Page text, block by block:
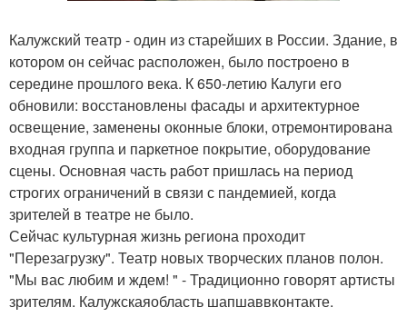
Калужский театр - один из старейших в России. Здание, в
котором он сейчас расположен, было построено в
середине прошлого века. К 650-летию Калуги его
обновили: восстановлены фасады и архитектурное
освещение, заменены оконные блоки, отремонтирована
входная группа и паркетное покрытие, оборудование
сцены. Основная часть работ пришлась на период
строгих ограничений в связи с пандемией, когда
зрителей в театре не было.
Сейчас культурная жизнь региона проходит
"Перезагрузку". Театр новых творческих планов полон.
"Мы вас любим и ждем! " - Традиционно говорят артисты
зрителям. Калужскаяобласть шапшаввконтакте.